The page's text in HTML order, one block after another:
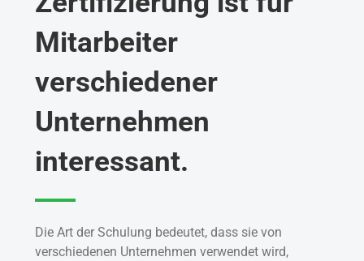
Mitarbeiter
verschiedener
Unternehmen
interessant.
Die Art der Schulung bedeutet, dass sie von
verschiedenen Unternehmen verwendet wird,